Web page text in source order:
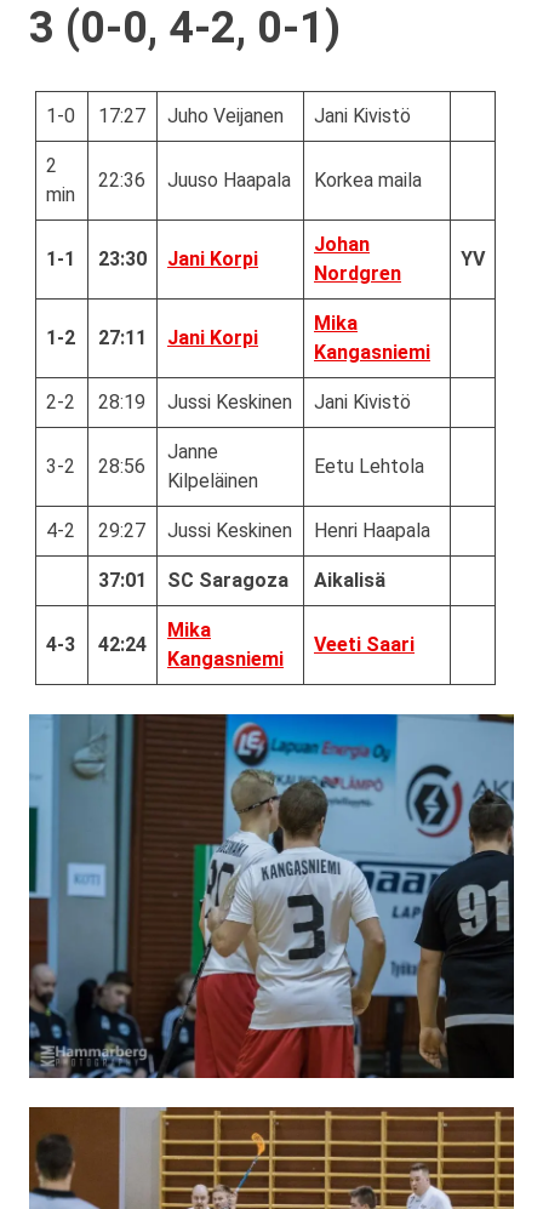
3 (0-0, 4-2, 0-1)
1-0 17:27 Juho Veijanen Jani Kivistö
2
min
22:36 Juuso Haapala Korkea maila
1-1 23:30 Jani Korpi
Johan
Nordgren
YV
1-2 27:11 Jani Korpi
Mika
Kangasniemi
2-2 28:19 Jussi Keskinen Jani Kivistö
3-2 28:56
Janne
Kilpeläinen
Eetu Lehtola
4-2 29:27 Jussi Keskinen Henri Haapala
37:01 SC Saragoza Aikalisä
4-3 42:24
Mika
Kangasniemi
Veeti Saari